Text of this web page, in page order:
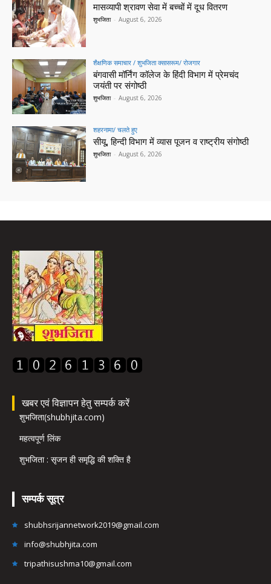
मासव्यापी श्रावण सेवा में बच्चों में दूध वितरण
शुभजिता - August 6, 2026
शैक्षणिक समाचार / शुभजिता क्सासरूम/ रोजगार
बंगवासी मॉर्निंग कॉलेज के हिंदी विभाग में प्रेमचंद
जयंती पर संगोष्ठी
शुभजिता - August 6, 2026
शहरनामा/ चलते हुए
सीयू, हिन्दी विभाग में व्यास पूजन व राष्ट्रीय संगोष्ठी
शुभजिता - August 6, 2026
खबर एवं विज्ञापन हेतु सम्पर्क करें
शुभजिता(shubhjita.com)
महत्वपूर्ण लिंक
शुभजिता : सृजन ही समृद्धि की शक्ति है
सम्पर्क सूत्र
shubhsrijannetwork2019@gmail.com
info@shubhjita.com
tripathisushma10@gmail.com